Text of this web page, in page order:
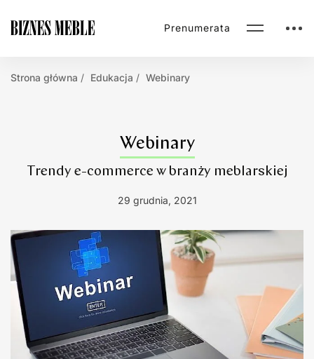
Prenumerata
Strona główna Edukacja Webinary
Webinary
Trendy e-commerce w branży meblarskiej
29 grudnia, 2021